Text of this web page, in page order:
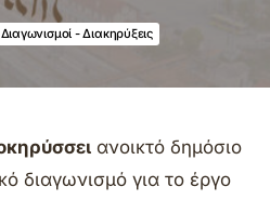
Διαγωνισμοί - Διακηρύξεις
ανοικτό δημόσιο
διαγωνισμό για το έργο